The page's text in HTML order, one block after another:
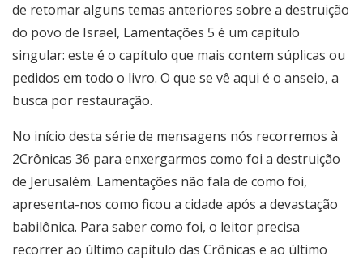
de retomar alguns temas anteriores sobre a destruição
do povo de Israel, Lamentações 5 é um capítulo
singular: este é o capítulo que mais contem súplicas ou
pedidos em todo o livro. O que se vê aqui é o anseio, a
busca por restauração.
No início desta série de mensagens nós recorremos à
2Crônicas 36 para enxergarmos como foi a destruição
de Jerusalém. Lamentações não fala de como foi,
apresenta-nos como ficou a cidade após a devastação
babilônica. Para saber como foi, o leitor precisa
recorrer ao último capítulo das Crônicas e ao último